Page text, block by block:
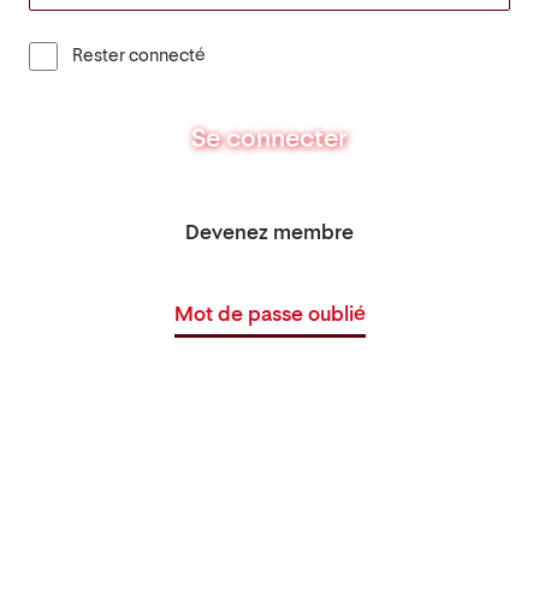
Rester connecté
Se connecter
Devenez membre
Mot de passe oublié